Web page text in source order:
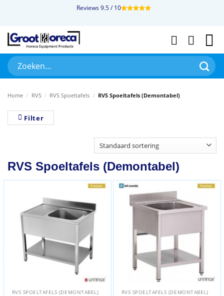
inhoud
Reviews 9.5 / 10
Zoeken
naar:
Home / RVS / RVS Spoeltafels / RVS Spoeltafels (Demontabel)
Filter
RVS Spoeltafels (Demontabel)
RVS SPOELTAFELS (DEMONTABEL) RVS SPOELTAFELS (DEMONTABEL)